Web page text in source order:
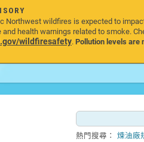
Northwest wildfires is expected to
health warnings related to smoke.
wildfiresafety.Pollution levels are
熱門搜尋： 煉油廠